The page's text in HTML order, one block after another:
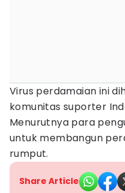
Virus perdamaian ini
komunitas suporter
Menurutnya para
untuk membangun
rumput.
Share Article